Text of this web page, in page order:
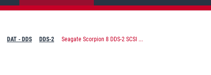
DAT - DDS DDS-2 Seagate Scorpion 8 DDS-2 SCSI ...